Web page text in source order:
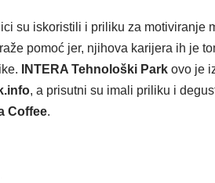
su iskoristili i priliku za motiviranje
pomoć jer, njihova karijera ih je
INTERA Tehnološki Park ovo je
, a prisutni su imali priliku i
Coffee.